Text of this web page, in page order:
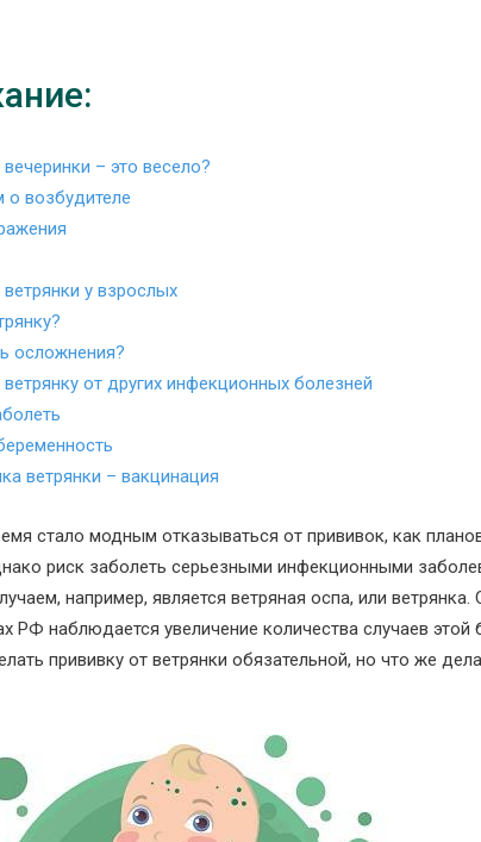
– это весело?
возбудителе
у взрослых
осложнения?
ветрянку от других инфекционных болезней
ветрянки – вакцинация
стало модным отказываться от прививок, как
риск заболеть серьезными инфекционными
например, является ветряная оспа, или
РФ наблюдается увеличение количества случаев
прививку от ветрянки обязательной, но что же